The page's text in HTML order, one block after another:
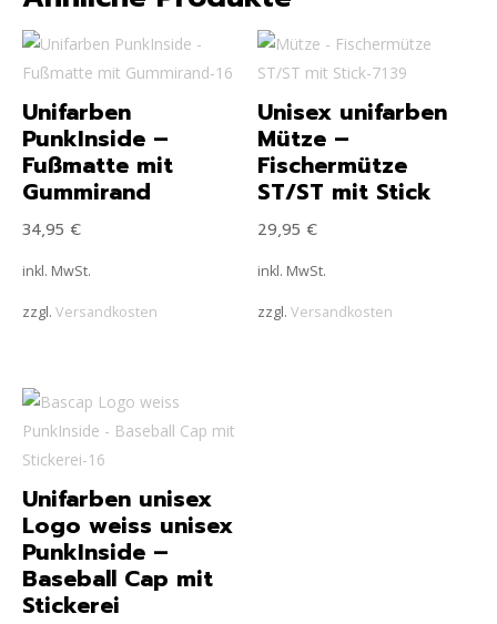
Unifarben
PunkInside –
Fußmatte mit
Gummirand
34,95 €
inkl. MwSt.
zzgl. Versandkosten
Unisex unifarben
Mütze –
Fischermütze
ST/ST mit Stick
29,95 €
inkl. MwSt.
zzgl.Versandkosten
Unifarben unisex
Logo weiss unisex
PunkInside –
Baseball Cap mit
Stickerei